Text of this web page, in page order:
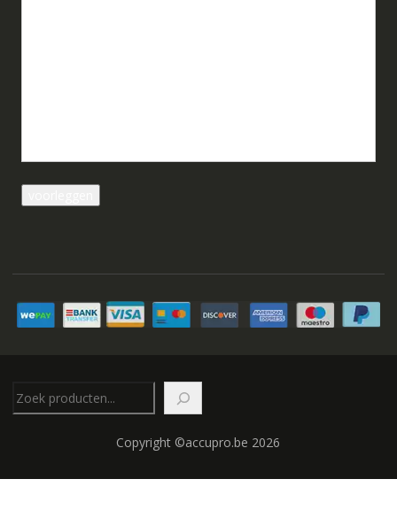
Copyright ©accupro.be 2026